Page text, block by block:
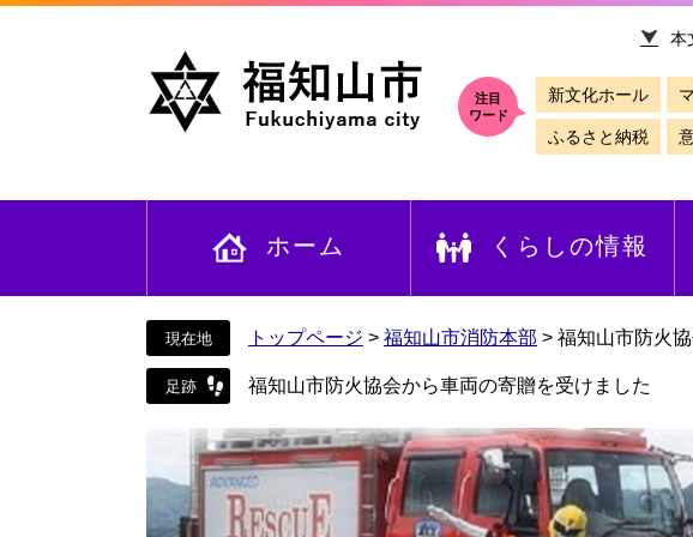
文
本
注目
ワード
新文化ホール
ふるさと納税
ホーム くらしの情報
トップページ > 福知山市消防本部 > 福知山市防火
福知山市防火協会から車両の寄贈を受けました